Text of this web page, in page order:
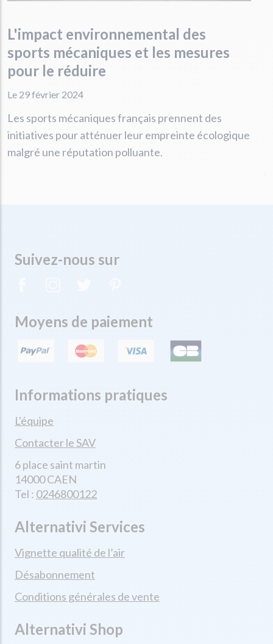
L'impact environnemental des
sports mécaniques et les mesures
pour le réduire
Le 29 février 2024
Les sports mécaniques français prennent des
initiatives pour atténuer leur empreinte écologique
malgré une réputation polluante.
Suivez-nous sur
Moyens de paiement
Informations pratiques
L'équipe
Contacter le SAV
6 place saint martin
14000 CAEN
Tel : 0246800122
Alternativi Services
Vignette qualité de l’air
Désabonnement
Conditions générales de vente
Alternativi Shop